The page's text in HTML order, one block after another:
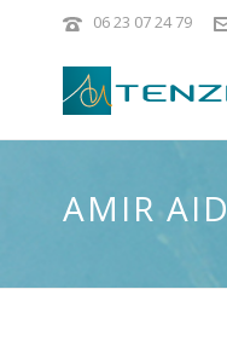
06 23 07 24 79
AMIR AID